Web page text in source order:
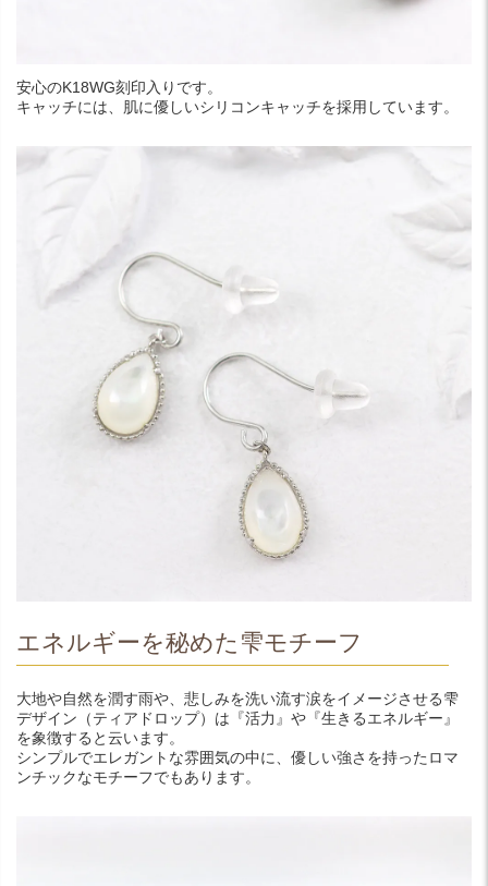
安心のK18WG刻印入りです。
キャッチには、肌に優しいシリコンキャッチを採用しています。
エネルギーを秘めた雫モチーフ
大地や自然を潤す雨や、悲しみを洗い流す涙をイメージさせる雫
デザイン（ティアドロップ）は『活力』や『生きるエネルギー』
を象徴すると云います。
シンプルでエレガントな雰囲気の中に、優しい強さを持ったロマ
ンチックなモチーフでもあります。